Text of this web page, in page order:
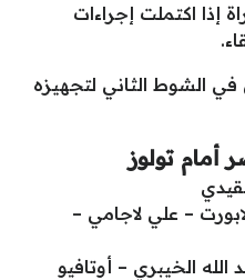
إذا اكتملت إجراءات
الشوط الثاني لتجهيزه
أمام تولوز
– علي لاجامي –
الخيبري – أوتافيو